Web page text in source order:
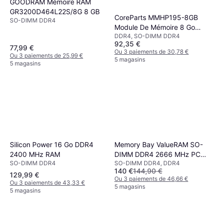
GOODRAM Mémoire RAM
GR3200D464L22S/8G 8 GB
SO-DIMM DDR4
77,99 €
Ou 3 paiements de 25,99 €
5 magasins
CoreParts MMHP195-8GB
Module De Mémoire 8 Go
DDR4
DDR4, SO-DIMM DDR4
92,35 €
Ou 3 paiements de 30,78 €
5 magasins
Silicon Power 16 Go DDR4
2400 MHz RAM
SO-DIMM DDR4
129,99 €
Ou 3 paiements de 43,33 €
5 magasins
Memory Bay ValueRAM SO-
DIMM DDR4 2666 MHz PC4-
21300 16 Go CL19
SO-DIMM DDR4, DDR4
140 €144,90 €
Ou 3 paiements de 46,66 €
5 magasins